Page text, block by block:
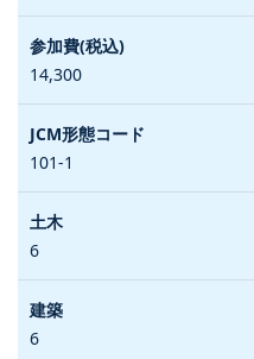
14,300
101-1
6
6